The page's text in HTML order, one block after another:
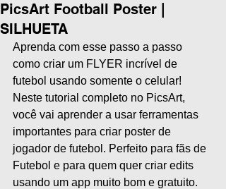
PicsArt Football Poster |
SILHUETA
Aprenda com esse passo a passo
como criar um FLYER incrível de
futebol usando somente o celular!
Neste tutorial completo no PicsArt,
você vai aprender a usar ferramentas
importantes para criar poster de
jogador de futebol. Perfeito para fãs de
Futebol e para quem quer criar edits
usando um app muito bom e gratuito.